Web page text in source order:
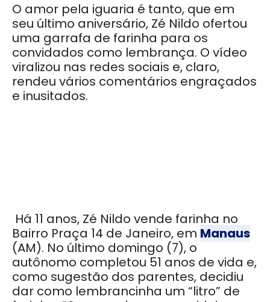
O amor pela iguaria é tanto, que em
seu último aniversário, Zé Nildo ofertou
uma garrafa de farinha para os
convidados como lembrança. O vídeo
viralizou nas redes sociais e, claro,
rendeu vários comentários engraçados
e inusitados.
Há 11 anos, Zé Nildo vende farinha no
Bairro Praça 14 de Janeiro, em Manaus
(AM). No último domingo (7), o
autônomo completou 51 anos de vida e,
como sugestão dos parentes, decidiu
dar como lembrancinha um “litro” de